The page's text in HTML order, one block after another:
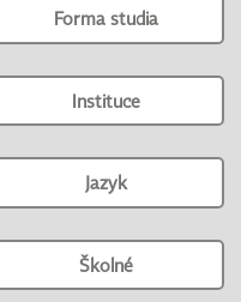
Forma studia
Instituce
Jazyk
Školné